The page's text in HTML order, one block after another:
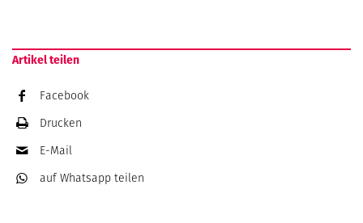
Artikel teilen
Facebook
Drucken
E-Mail
auf Whatsapp teilen